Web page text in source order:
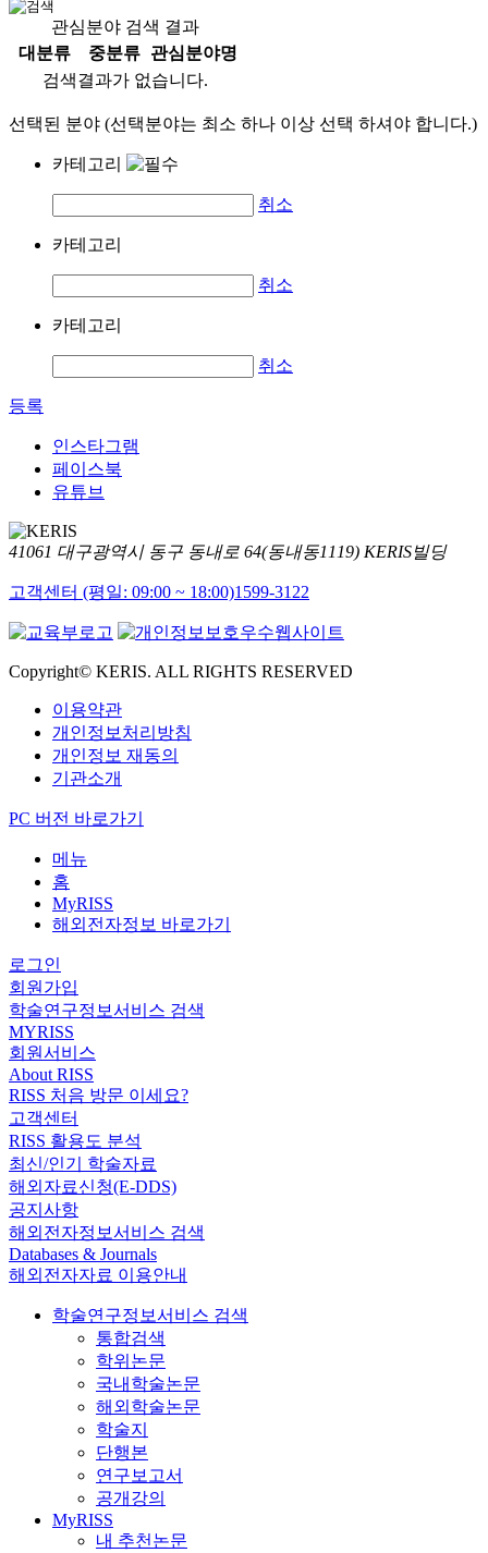
관심분야 검색 결과
대분류
중분류
관심분야명
검색결과가 없습니다.
선택된 분야 (선택분야는 최소 하나 이상 선택 하셔야 합니다.)
카테고리
취소
카테고리
취소
카테고리
취소
등록
인스타그램
페이스북
유튜브
41061 대구광역시 동구 동내로 64(동내동1119) KERIS빌딩
고객센터 (평일: 09:00 ~ 18:00)1599-3122
Copyright© KERIS. ALL RIGHTS RESERVED
이용약관
개인정보처리방침
개인정보 재동의
기관소개
PC 버전 바로가기
메뉴
홈
MyRISS
해외전자정보 바로가기
로그인
회원가입
학술연구정보서비스 검색
MYRISS
회원서비스
About RISS
RISS 처음 방문 이세요?
고객센터
RISS 활용도 분석
최신/인기 학술자료
해외자료신청(E-DDS)
공지사항
해외전자정보서비스 검색
Databases & Journals
해외전자자료 이용안내
학술연구정보서비스 검색
통합검색
학위논문
국내학술논문
해외학술논문
학술지
단행본
연구보고서
공개강의
MyRISS
내 추천논문